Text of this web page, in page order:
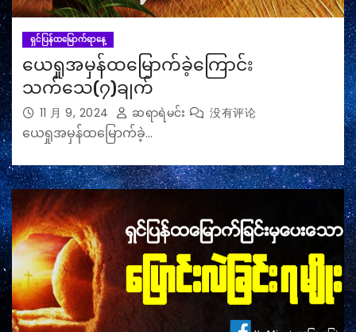
ရှင်ပြန်ထမြောက်ရာနေ့
ယေရှုအမှန်ထမြောက်ခဲ့ကြောင်း
သက်သေ(၇)ချက်
11 月 9, 2024 ဆရာရဲမင်း 没有评论
ယေရှုအမှန်ထမြောက်ခဲ့…